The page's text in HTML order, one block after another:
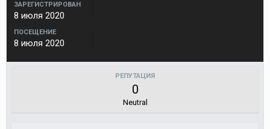
ЗАРЕГИСТРИРОВАН
8 июля 2020
ПОСЕЩЕНИЕ
8 июля 2020
РЕПУТАЦИЯ
0
Neutral